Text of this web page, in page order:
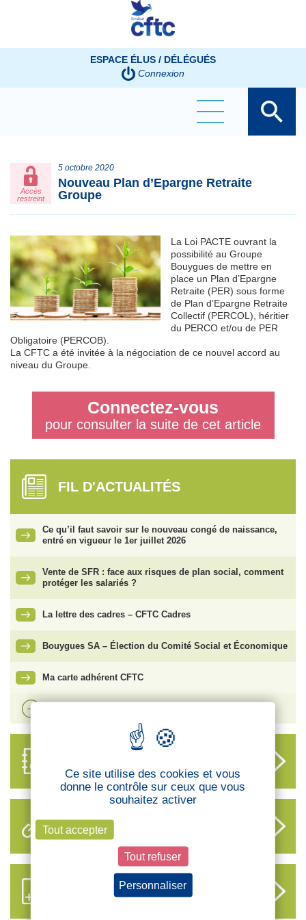
ESPACE ÉLUS / DÉLÉGUÉS
Connexion
Accès
restreint
5 octobre 2020
Nouveau Plan d’Epargne Retraite
Groupe
La Loi PACTE ouvrant la
possibilité au Groupe
Bouygues de mettre en
place un Plan d’Epargne
Retraite (PER) sous forme
de Plan d’Epargne Retraite
Collectif (PERCOL), héritier
du PERCO et/ou de PER
Obligatoire (PERCOB).
La CFTC a été invitée à la négociation de ce nouvel accord au
niveau du Groupe.
Connectez-vous
pour consulter la suite de cet article
FIL D'ACTUALITÉS
Ce qu’il faut savoir sur le nouveau congé de naissance,
entré en vigueur le 1er juillet 2026
Vente de SFR : face aux risques de plan social, comment
protéger les salariés ?
La lettre des cadres – CFTC Cadres
Bouygues SA – Élection du Comité Social et Économique
Ma carte adhérent CFTC
DES DÉLÉGUÉS
LIENS UTILES
S’ABONNER AUX NOUVEAUX
CONTENUS CFTC
Panneau de gestion des cookies
Ce site utilise des cookies et vous
donne le contrôle sur ceux que vous
souhaitez activer
Tout accepter
Tout refuser
Personnaliser